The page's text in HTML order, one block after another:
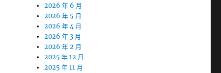
2026 年 6 月
2026 年 5 月
2026 年 4 月
2026 年 3 月
2026 年 2 月
2025 年 12 月
2025 年 11 月